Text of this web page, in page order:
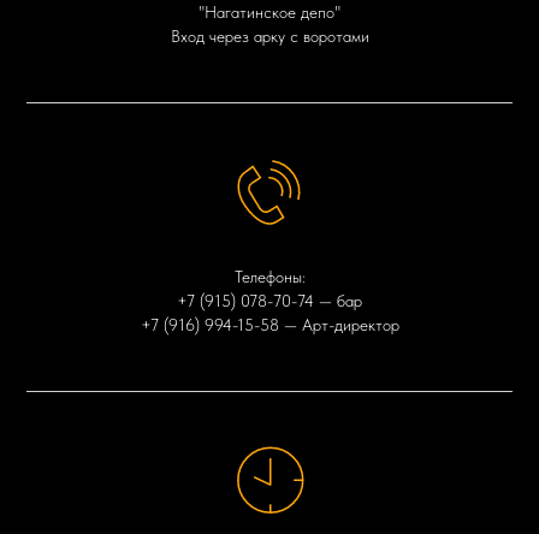
"Нагатинское депо"
Вход через арку с воротами
Телефоны:
+7 (915) 078-70-74 — бар
+7 (916) 994-15-58 — Арт-директор